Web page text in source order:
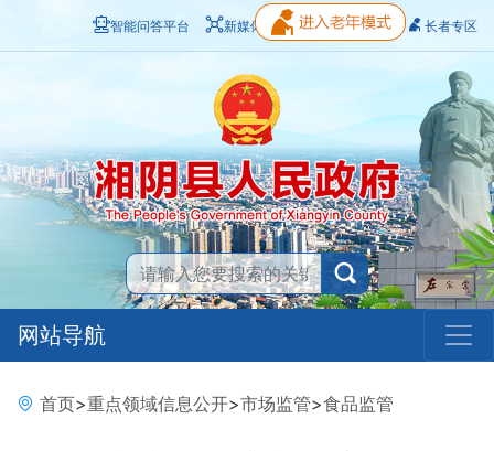
智能问答平台 新媒体矩阵 无障碍浏览 长者专区
网站导航
首页>重点领域信息公开>市场监管>食品监管